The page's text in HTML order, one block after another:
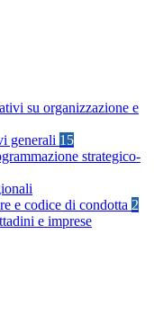
su organizzazione e
generali 15
strategico-
e codice di condotta 2
e imprese